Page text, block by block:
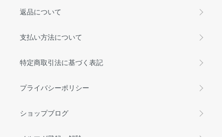
返品について
支払い方法について
特定商取引法に基づく表記
プライバシーポリシー
ショップブログ